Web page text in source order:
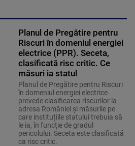
Planul de Pregătire pentru
Riscuri în domeniul energiei
electrice (PPR). Seceta,
clasificată risc critic. Ce
măsuri ia statul
Planul de Pregătire pentru Riscuri
în domeniul energiei electrice
prevede clasificarea riscurilor la
adresa României și măsurile pe
care instituțiile statului trebuia să
le ia, în funcție de gradul
pericolului. Seceta este clasificată
ca risc critic.